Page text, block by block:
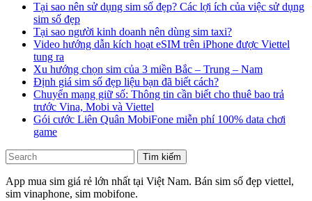
Tại sao nên sử dụng sim số đẹp? Các lợi ích của việc sử dụng
sim số đẹp
Tại sao người kinh doanh nên dùng sim taxi?
Video hướng dẫn kích hoạt eSIM trên iPhone được Viettel
tung ra
Xu hướng chọn sim của 3 miền Bắc – Trung – Nam
Định giá sim số đẹp liệu bạn đã biết cách?
Chuyển mạng giữ số: Thông tin cần biết cho thuê bao trả
trước Vina, Mobi và Viettel
Gói cước Liên Quân MobiFone miễn phí 100% data chơi
game
Tìm kiếm
App mua sim giá rẻ lớn nhất tại Việt Nam. Bán sim số đẹp viettel,
sim vinaphone, sim mobifone.